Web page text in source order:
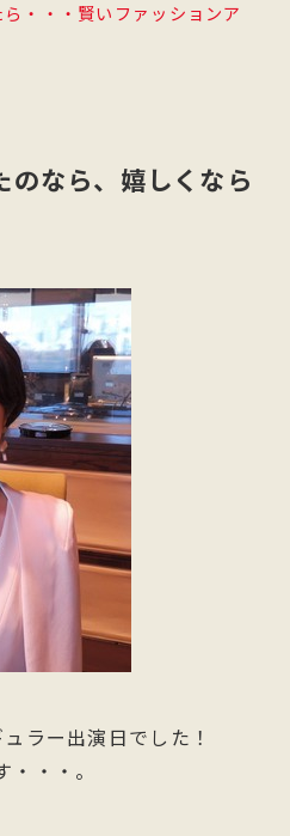
・・・賢いファッションア
なら、嬉しくなら
ラー出演日でした！
・・。